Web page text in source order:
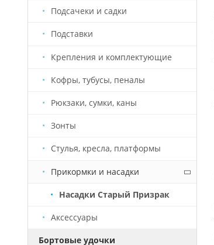
Подсачеки и садки
Подставки
Крепления и комплектующие
Кофры, тубусы, пеналы
Рюкзаки, сумки, каны
Зонты
Стулья, кресла, платформы
Прикормки и насадки
Насадки Старый Призрак
Аксессуары
Бортовые удочки